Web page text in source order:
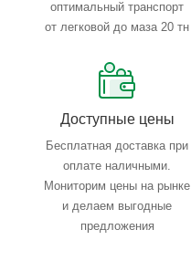
оптимальный транспорт
от легковой до маза 20 тн
Доступные цены
Бесплатная доставка при
оплате наличными.
Мониторим цены на рынке
и делаем выгодные
предложения